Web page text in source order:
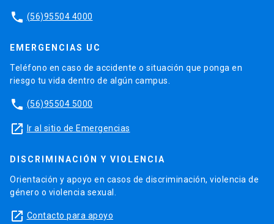
phone (56)95504 4000
EMERGENCIAS UC
Teléfono en caso de accidente o situación que ponga en
riesgo tu vida dentro de algún campus.
phone (56)95504 5000
launch Ir al sitio de Emergencias
DISCRIMINACIÓN Y VIOLENCIA
Orientación y apoyo en casos de discriminación, violencia de
género o violencia sexual.
launch Contacto para apoyo